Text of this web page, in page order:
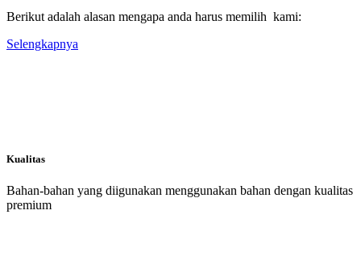
Berikut adalah alasan mengapa anda harus memilih kami:
Selengkapnya
Kualitas
Bahan-bahan yang diigunakan menggunakan bahan dengan kualitas
premium